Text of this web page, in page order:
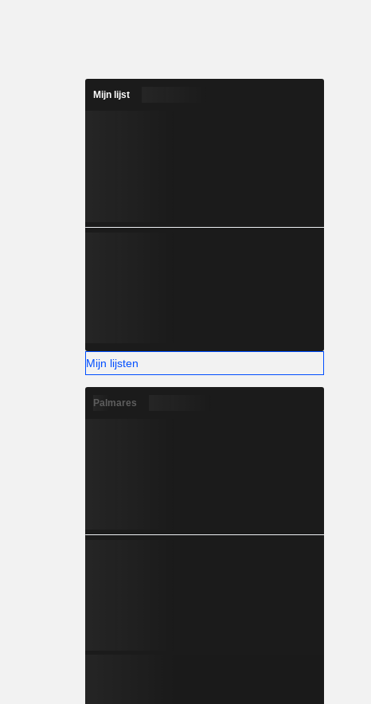
Mijn lijst
Mijn lijsten
Palmares